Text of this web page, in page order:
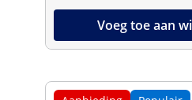
Voeg toe aan